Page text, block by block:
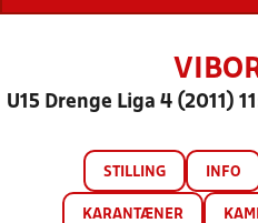
U15 Drenge Liga 4 (2011)
STILLING INFO
KARANTÆNER